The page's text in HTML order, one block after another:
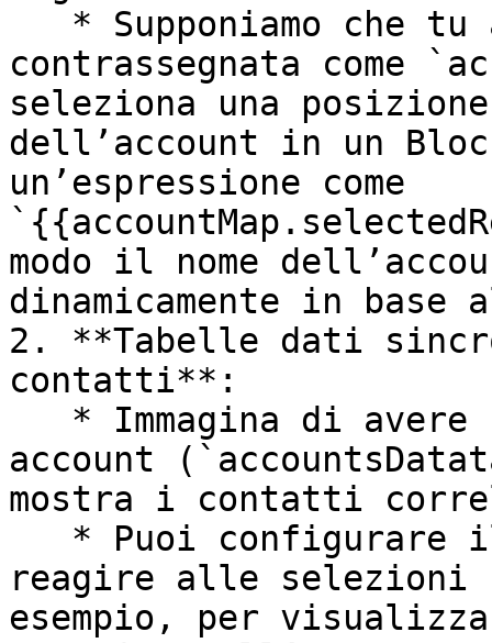
contrassegnata come
seleziona una
dell’account in un
un’espressione come
modo il nome
dinamicamente in
2. **Tabelle dati
contatti**:
account
mostra i contatti
reagire alle selezioni
esempio, per